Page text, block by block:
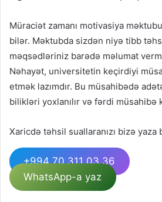
Müraciət zamanı motivasiya
bilər. Məktubda sizdən niyə tibb
məqsədləriniz barədə məlumat
Nəhayət, universitetin keçirdiyi
etmək lazımdır. Bu müsahibədə
bilikləri yoxlanılır və fərdi müsahibə
Xaricdə təhsil suallaranızı bizə yaza
+994 70 311 03 36
WhatsApp-a yaz